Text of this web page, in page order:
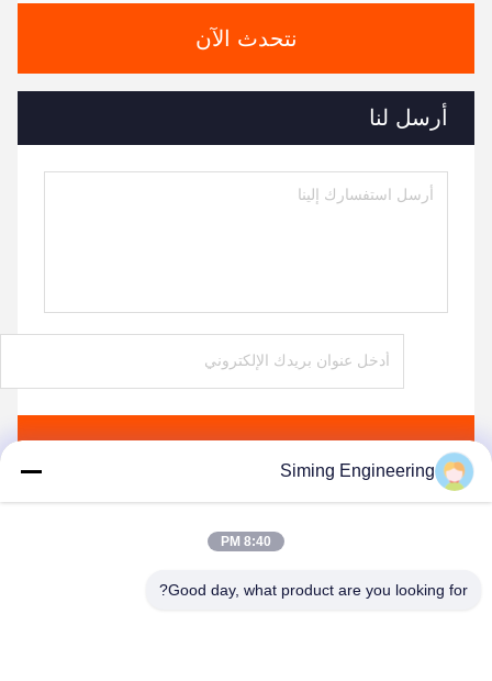
نتحدث الآن
أرسل لنا
Siming Engineering
8:40 PM
Good day, what product are you looking for?